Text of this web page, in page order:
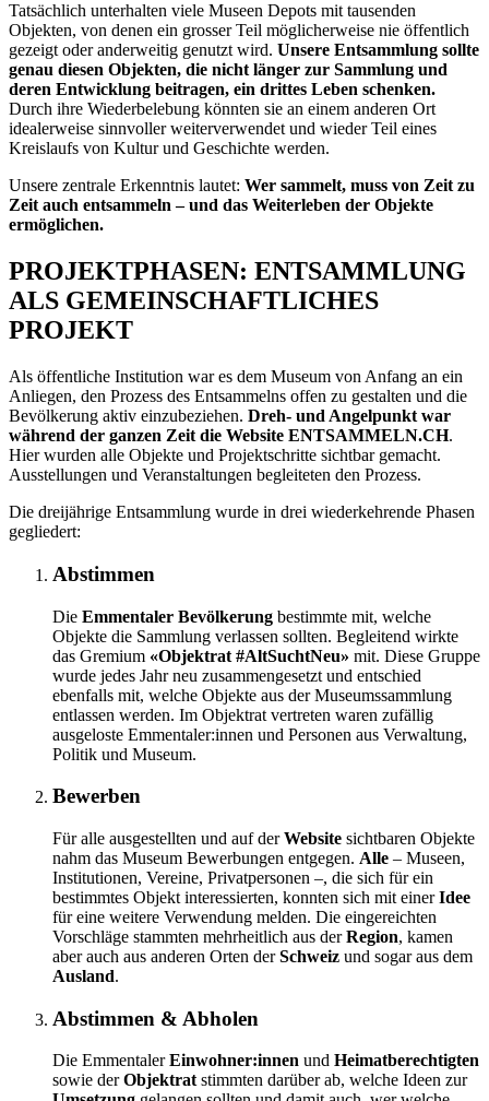
Tatsächlich unterhalten viele Museen Depots mit tausenden
Objekten, von denen ein grosser Teil möglicherweise nie öffentlich
gezeigt oder anderweitig genutzt wird. Unsere Entsammlung sollte
genau diesen Objekten, die nicht länger zur Sammlung und
deren Entwicklung beitragen, ein drittes Leben schenken.
Durch ihre Wiederbelebung könnten sie an einem anderen Ort
idealerweise sinnvoller weiterverwendet und wieder Teil eines
Kreislaufs von Kultur und Geschichte werden.
Unsere zentrale Erkenntnis lautet: Wer sammelt, muss von Zeit zu
Zeit auch entsammeln – und das Weiterleben der Objekte
ermöglichen.
PROJEKTPHASEN: ENTSAMMLUNG
ALS GEMEINSCHAFTLICHES
PROJEKT
Als öffentliche Institution war es dem Museum von Anfang an ein
Anliegen, den Prozess des Entsammelns offen zu gestalten und die
Bevölkerung aktiv einzubeziehen. Dreh- und Angelpunkt war
während der ganzen Zeit die Website ENTSAMMELN.CH.
Hier wurden alle Objekte und Projektschritte sichtbar gemacht.
Ausstellungen und Veranstaltungen begleiteten den Prozess.
Die dreijährige Entsammlung wurde in drei wiederkehrende Phasen
gegliedert:
Abstimmen
Die Emmentaler Bevölkerung bestimmte mit, welche
Objekte die Sammlung verlassen sollten. Begleitend wirkte
das Gremium «Objektrat #AltSuchtNeu» mit. Diese Gruppe
wurde jedes Jahr neu zusammengesetzt und entschied
ebenfalls mit, welche Objekte aus der Museumssammlung
entlassen werden. Im Objektrat vertreten waren zufällig
ausgeloste Emmentaler:innen und Personen aus Verwaltung,
Politik und Museum.
Bewerben
Für alle ausgestellten und auf derWebsite sichtbaren Objekte
nahm das Museum Bewerbungen entgegen. Alle – Museen,
Institutionen, Vereine, Privatpersonen –, die sich für ein
bestimmtes Objekt interessierten, konnten sich mit einerIdee
für eine weitere Verwendung melden. Die eingereichten
Vorschläge stammten mehrheitlich aus derRegion, kamen
aber auch aus anderen Orten derSchweiz und sogar aus dem
Ausland.
Abstimmen & Abholen
Die EmmentalerEinwohner:innen und Heimatberechtigten
sowie derObjektratstimmten darüber ab, welche Ideen zur